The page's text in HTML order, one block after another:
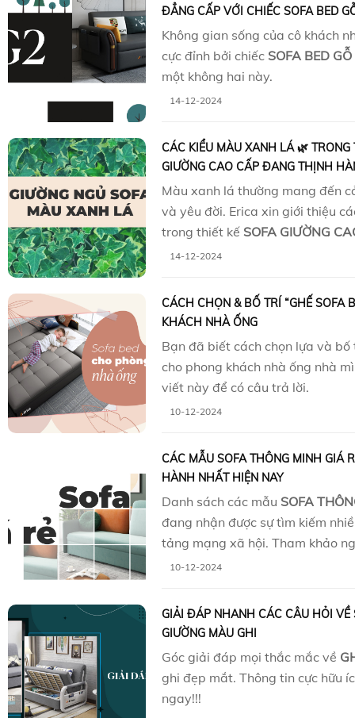
ĐẲNG CẤP VỚI CHIẾC SOFA BED
Không gian sống của cô khách
cực đỉnh bởi chiếc SOFA BED GỖ
một không hai này.
14-12-2024
CÁC KIỂU MÀU XANH LÁ 🌿 TRONG
GIƯỜNG CAO CẤP ĐANG THỊNH
Màu xanh lá thường mang đến
và yêu đời. Erica xin giới thiệu
trong thiết kế SOFA GIƯỜNG
14-12-2024
CÁCH CHỌN & BỐ TRÍ “GHẾ SOFA
KHÁCH NHÀ ỐNG
Bạn đã biết cách chọn lựa và
cho phong khách nhà ống nhà
viết này để có câu trả lời.
10-12-2024
CÁC MẪU SOFA THÔNG MINH GIÁ
HÀNH NHẤT HIỆN NAY
Danh sách các mẫu SOFA
đang nhận được sự tìm kiếm
tảng mạng xã hội. Tham khảo
10-12-2024
GIẢI ĐÁP NHANH CÁC CÂU HỎI VỀ
GIƯỜNG MÀU GHI
Góc giải đáp mọi thắc mắc về
ghi đẹp mắt. Thông tin cực hữu
ngay!!!